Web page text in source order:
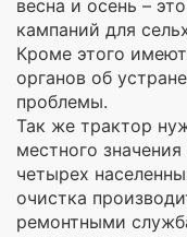
весна и осень –
кампаний для
Кроме этого
органов об
проблемы.
Так же трактор
местного
четырех
очистка
ремонтными